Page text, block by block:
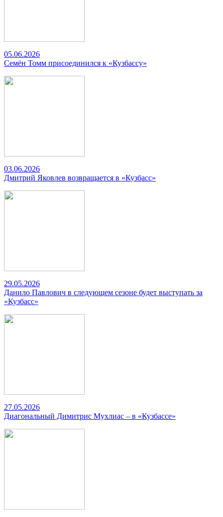
05.06.2026
Семён Томм присоединился к «Кузбассу»
03.06.2026
Дмитрий Яковлев возвращается в «Кузбасс»
29.05.2026
Данило Павлович в следующем сезоне будет выступать за
«Кузбасс»
27.05.2026
Диагональный Димитрис Мухлиас – в «Кузбассе»